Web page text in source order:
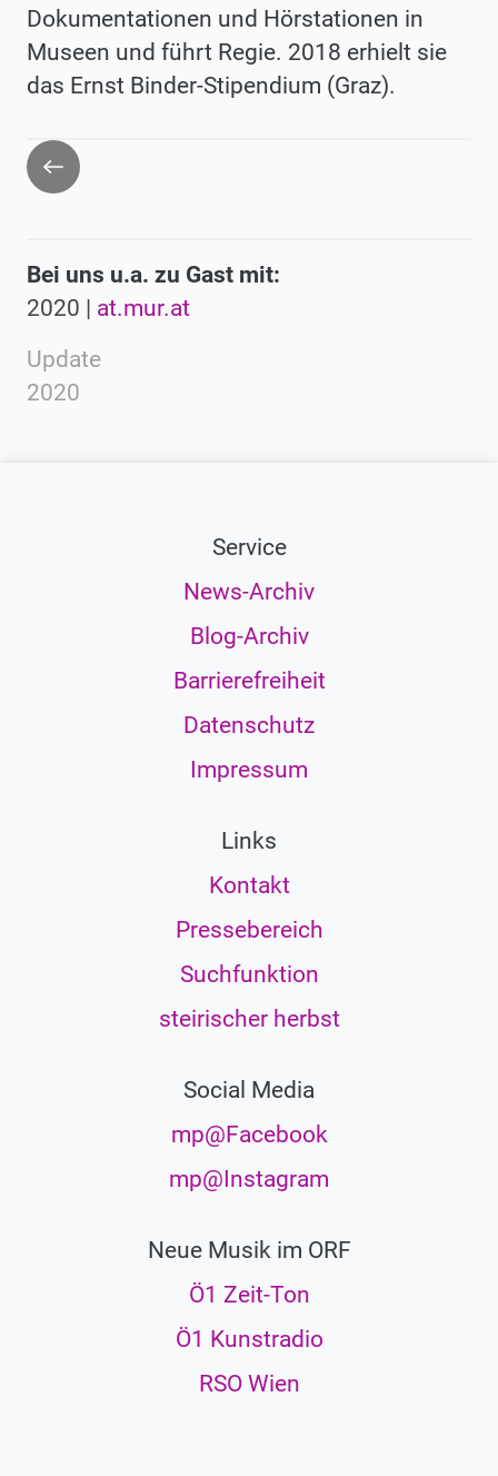
Dokumentationen und Hörstationen in
Museen und führt Regie. 2018 erhielt sie
das Ernst Binder-Stipendium (Graz).
Zurück
Bei uns u.a. zu Gast mit:
2020 | at.mur.at
Update
2020
Service
News-Archiv
Blog-Archiv
Barrierefreiheit
Datenschutz
Impressum
Links
Kontakt
Pressebereich
Suchfunktion
steirischer herbst
Social Media
mp@Facebook
mp@Instagram
Neue Musik im ORF
Ö1 Zeit-Ton
Ö1 Kunstradio
RSO Wien